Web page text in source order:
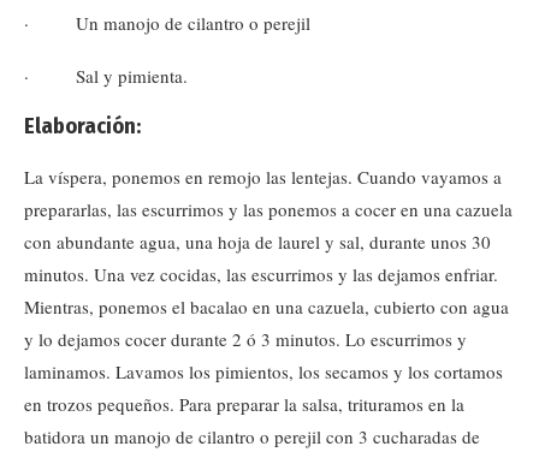
· Un manojo de cilantro o perejil
· Sal y pimienta.
Elaboración:
La víspera, ponemos en remojo las lentejas. Cuando vayamos a
prepararlas, las escurrimos y las ponemos a cocer en una cazuela
con abundante agua, una hoja de laurel y sal, durante unos 30
minutos. Una vez cocidas, las escurrimos y las dejamos enfriar.
Mientras, ponemos el bacalao en una cazuela, cubierto con agua
y lo dejamos cocer durante 2 ó 3 minutos. Lo escurrimos y
laminamos. Lavamos los pimientos, los secamos y los cortamos
en trozos pequeños. Para preparar la salsa, trituramos en la
batidora un manojo de cilantro o perejil con 3 cucharadas de